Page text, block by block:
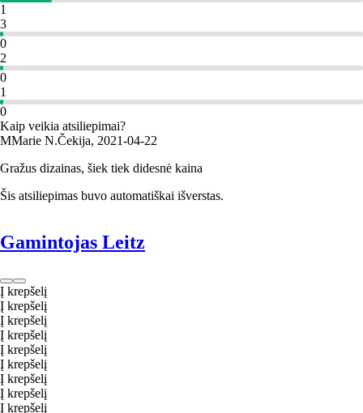
1
3
0
2
0
1
0
Kaip veikia atsiliepimai?
MMarie N.Čekija, 2021‑04‑22
Gražus dizainas, šiek tiek didesnė kaina
Šis atsiliepimas buvo automatiškai išverstas.
Gamintojas Leitz
Į krepšelį
Į krepšelį
Į krepšelį
Į krepšelį
Į krepšelį
Į krepšelį
Į krepšelį
Į krepšelį
Į krepšelį